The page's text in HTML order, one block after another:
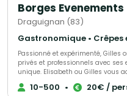
Borges Evenements
Draguignan (83)
Gastronomique •
Passionné et expérimenté, Gilles
privés et professionnels avec
unique. Elisabeth ou Gilles vous
proposant conseils et aides pour
Tout est personnalisable afin que
10-500 • 20€ /